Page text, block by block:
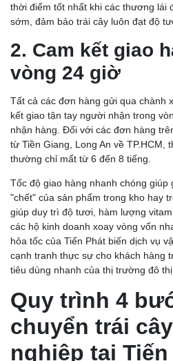
thời điểm tốt nhất khi các thương lái
sớm, đảm bảo trái cây luôn đạt độ
2. Cam kết giao
vòng 24 giờ
Tất cả các đơn hàng gửi qua chành
kết giao tận tay người nhận trong
nhận hàng. Đối với các đơn hàng
từ Tiền Giang, Long An về TP.HCM,
thường chỉ mất từ 6 đến 8 tiếng.
Tốc độ giao hàng nhanh chóng giúp
"chết" của sản phẩm trong kho hay
giúp duy trì độ tươi, hàm lượng
các hộ kinh doanh xoay vòng vốn
hỏa tốc của Tiến Phát biến dịch vụ
cạnh tranh thực sự cho khách hàng
tiêu dùng nhanh của thị trường đô thị.
Quy trình 4
chuyển trái
nghiệp tại Tiến